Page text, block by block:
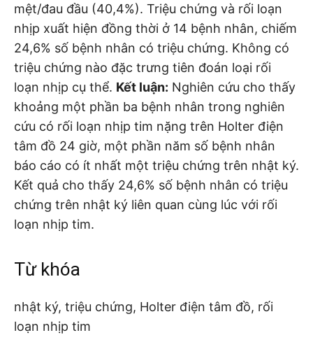
mệt/đau đầu (40,4%). Triệu chứng và rối loạn
nhịp xuất hiện đồng thời ở 14 bệnh nhân, chiếm
24,6% số bệnh nhân có triệu chứng. Không có
triệu chứng nào đặc trưng tiên đoán loại rối
loạn nhịp cụ thể. Kết luận: Nghiên cứu cho thấy
khoảng một phần ba bệnh nhân trong nghiên
cứu có rối loạn nhịp tim nặng trên Holter điện
tâm đồ 24 giờ, một phần năm số bệnh nhân
báo cáo có ít nhất một triệu chứng trên nhật ký.
Kết quả cho thấy 24,6% số bệnh nhân có triệu
chứng trên nhật ký liên quan cùng lúc với rối
loạn nhịp tim.
Từ khóa
nhật ký, triệu chứng, Holter điện tâm đồ, rối
loạn nhịp tim